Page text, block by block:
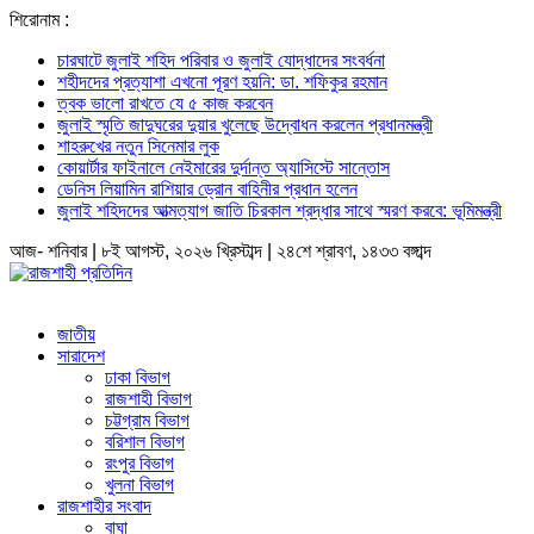
শিরোনাম :
চারঘাটে জুলাই শহিদ পরিবার ও জুলাই যোদ্ধাদের সংবর্ধনা
শহীদদের প্রত্যাশা এখনো পূরণ হয়নি: ডা. শফিকুর রহমান
ত্বক ভালো রাখতে যে ৫ কাজ করবেন
জুলাই স্মৃতি জাদুঘরের দুয়ার খুলেছে উদ্বোধন করলেন প্রধানমন্ত্রী
শাহরুখের নতুন সিনেমার লুক
কোয়ার্টার ফাইনালে নেইমারের দুর্দান্ত অ্যাসিস্টে সান্তোস
ডেনিস লিয়ামিন রাশিয়ার ড্রোন বাহিনীর প্রধান হলেন
জুলাই শহিদদের আত্মত্যাগ জাতি চিরকাল শ্রদ্ধার সাথে স্মরণ করবে: ভূমিমন্ত্রী
আজ- শনিবার | ৮ই আগস্ট, ২০২৬ খ্রিস্টাব্দ | ২৪শে শ্রাবণ, ১৪৩৩ বঙ্গাব্দ
জাতীয়
সারাদেশ
ঢাকা বিভাগ
রাজশাহী বিভাগ
চট্টগ্রাম বিভাগ
বরিশাল বিভাগ
রংপুর বিভাগ
খুলনা বিভাগ
রাজশাহীর সংবাদ
বাঘা